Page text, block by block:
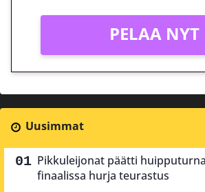
PELAA NYT
Uusimmat
Pikkuleijonat päätti
finaalissa hurja teurastus